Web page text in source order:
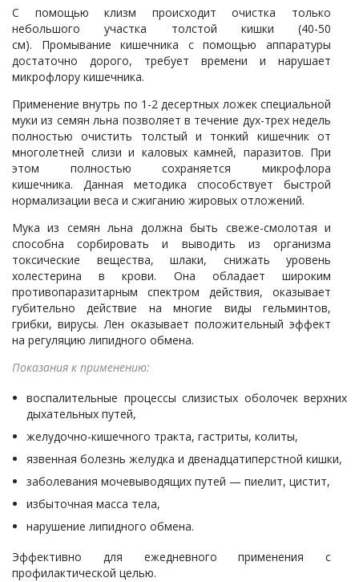
С помощью клизм происходит очистка только
небольшого участка толстой кишки (40-50
см). Промывание кишечника с помощью аппаратуры
достаточно дорого, требует времени и нарушает
микрофлору кишечника.
Применение внутрь по 1-2 десертных ложек специальной
муки из семян льна позволяет в течение дух-трех недель
полностью очистить толстый и тонкий кишечник от
многолетней слизи и каловых камней, паразитов. При
этом полностью сохраняется микрофлора
кишечника. Данная методика способствует быстрой
нормализации веса и сжиганию жировых отложений.
Мука из семян льна должна быть свеже-смолотая и
способна сорбировать и выводить из организма
токсические вещества, шлаки, снижать уровень
холестерина в крови. Она обладает широким
противопаразитарным спектром действия, оказывает
губительно действие на многие виды гельминтов,
грибки, вирусы. Лен оказывает положительный эффект
на регуляцию липидного обмена.
Показания к применению:
воспалительные процессы слизистых оболочек верхних
дыхательных путей,
желудочно-кишечного тракта, гастриты, колиты,
язвенная болезнь желудка и двенадцатиперстной кишки,
заболевания мочевыводящих путей — пиелит, цистит,
избыточная масса тела,
нарушение липидного обмена.
Эффективно для ежедневного применения с
профилактической целью.